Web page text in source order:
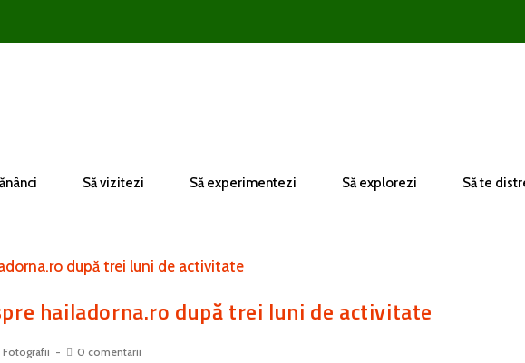
Să vizitezi Să experimentezi Să explorezi Să te
hailadorna.ro după trei luni de activitate
Fotografii 0 comentarii